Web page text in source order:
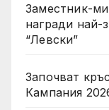
Заместник-
награди най-
“Левски”
Започват
Кампания